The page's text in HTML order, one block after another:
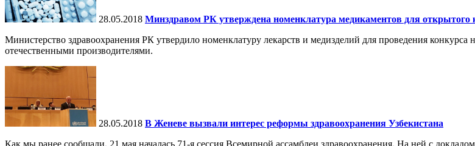
28.05.2018 Минздравом РК утверждена номенклатура медикаментов для открытого
Министерство здравоохранения РК утвердило номенклатуру лекарств и медизделий для проведения
отечественными производителями.
28.05.2018 В Женеве вызвали интерес реформы здравоохранения Узбекистана